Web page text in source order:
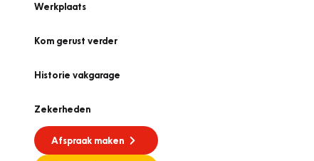
Werkplaats
Kom gerust verder
Historie vakgarage
Zekerheden
Afspraak maken